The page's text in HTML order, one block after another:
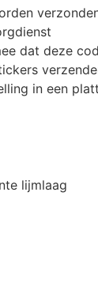
dat deze
in een
lijmlaag